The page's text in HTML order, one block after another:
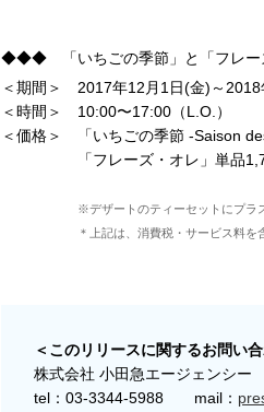
◆◆◆ 「いちごの季節」と「フレ
＜期間＞
2017年12月1日(金)～
＜時間＞
10:00〜17:00（L.O.）
＜価格＞
「いちごの季節 -Saison
「フレーズ・オレ」単品
※デザートのティーセットにプラ
＊上記は、消費税・サービス料を
＜このリリースに関するお問い
株式会社 小田急エージェンシー
tel：03-3344-5988 mail：